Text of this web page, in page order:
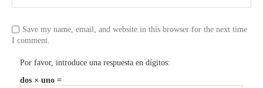
Save my name, email, and website in this browser for the next time
I comment.
Por favor, introduce una respuesta en dígitos:
dos × uno =